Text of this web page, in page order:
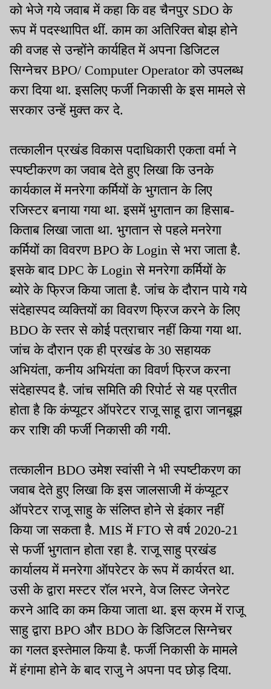
को भेजे गये जवाब में कहा कि वह चैनपुर SDO के
रूप में पदस्थापित थीं. काम का अतिरिक्त बोझ होने
की वजह से उन्होंने कार्यहित में अपना डिजिटल
सिग्नेचर BPO/ Computer Operator को उपलब्ध
करा दिया था. इसलिए फर्जी निकासी के इस मामले से
सरकार उन्हें मुक्त कर दे.
तत्कालीन प्रखंड विकास पदाधिकारी एकता वर्मा ने
स्पष्टीकरण का जवाब देते हुए लिखा कि उनके
कार्यकाल में मनरेगा कर्मियों के भुगतान के लिए
रजिस्टर बनाया गया था. इसमें भुगतान का हिसाब-
किताब लिखा जाता था. भुगतान से पहले मनरेगा
कर्मियों का विवरण BPO के Login से भरा जाता है.
इसके बाद DPC के Login से मनरेगा कर्मियों के
ब्योरे के फ्रिज किया जाता है. जांच के दौरान पाये गये
संदेहास्पद व्यक्तियों का विवरण फ्रिज करने के लिए
BDO के स्तर से कोई पत्राचार नहीं किया गया था.
जांच के दौरान एक ही प्रखंड के 30 सहायक
अभियंता, कनीय अभियंता का विवर्ण फ्रिज करना
संदेहास्पद है. जांच समिति की रिपोर्ट से यह प्रतीत
होता है कि कंप्यूटर ऑपरेटर राजू साहू द्वारा जानबूझ
कर राशि की फर्जी निकासी की गयी.
तत्कालीन BDO उमेश स्वांसी ने भी स्पष्टीकरण का
जवाब देते हुए लिखा कि इस जालसाजी में कंप्यूटर
ऑपरेटर राजू साहु के संलिप्त होने से इंकार नहीं
किया जा सकता है. MIS में FTO से वर्ष 2020-21
से फर्जी भुगतान होता रहा है. राजू साहु प्रखंड
कार्यालय में मनरेगा ऑपरेटर के रूप में कार्यरत था.
उसी के द्वारा मस्टर रॉल भरने, वेज लिस्ट जेनरेट
करने आदि का कम किया जाता था. इस क्रम में राजू
साहु द्वारा BPO और BDO के डिजिटल सिग्नेचर
का गलत इस्तेमाल किया है. फर्जी निकासी के मामले
में हंगामा होने के बाद राजु ने अपना पद छोड़ दिया.